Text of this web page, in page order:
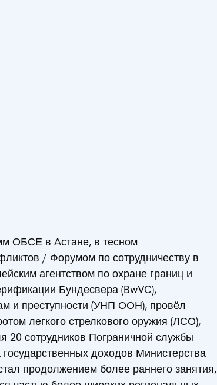
ОБСЕ в Астане, в тесном
/ Форумом по сотрудничеству в
агентством по охране границ и
Бундесвера (BwVC),
преступности (УНП ООН), провёл
легкого стрелкового оружия (ЛСО),
20 сотрудников Пограничной службы
доходов Министерства
продолжением более раннего занятия,